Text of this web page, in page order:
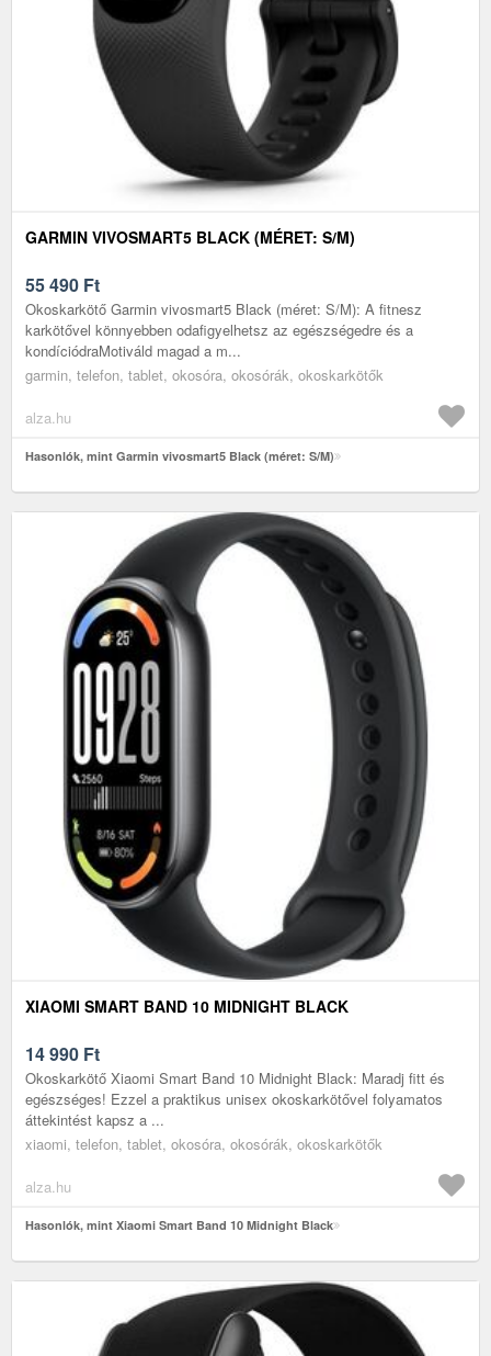
GARMIN VIVOSMART5 BLACK (MÉRET: S/M)
55 490 Ft
Okoskarkötő Garmin vivosmart5 Black (méret: S/M): A fitnesz
karkötővel könnyebben odafigyelhetsz az egészségedre és a
kondíciódraMotiváld magad a m...
garmin, telefon, tablet, okosóra, okosórák, okoskarkötők
alza.hu
Hasonlók, mint Garmin vivosmart5 Black (méret: S/M)
XIAOMI SMART BAND 10 MIDNIGHT BLACK
14 990 Ft
Okoskarkötő Xiaomi Smart Band 10 Midnight Black: Maradj fitt és
egészséges! Ezzel a praktikus unisex okoskarkötővel folyamatos
áttekintést kapsz a ...
xiaomi, telefon, tablet, okosóra, okosórák, okoskarkötők
alza.hu
Hasonlók, mint Xiaomi Smart Band 10 Midnight Black